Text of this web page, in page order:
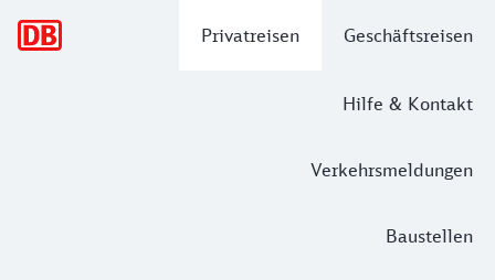
Privatreisen Geschäftsreisen
Hilfe & Kontakt
Verkehrsmeldungen
Baustellen